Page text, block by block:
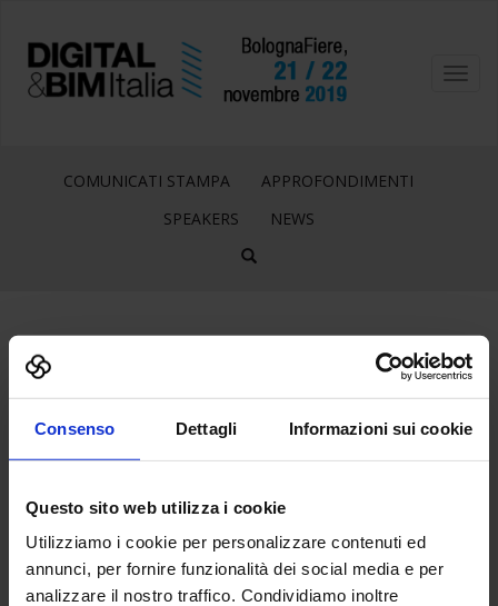
Consenso Dettagli Informazioni sui cookie
Questo sito web utilizza i cookie
Utilizziamo i cookie per personalizzare contenuti ed
annunci, per fornire funzionalità dei social media e per
analizzare il nostro traffico. Condividiamo inoltre
COMUNICATI STAMPA
APPROFONDIMENTI
SPEAKERS
NEWS
BIM4PA_LOGO